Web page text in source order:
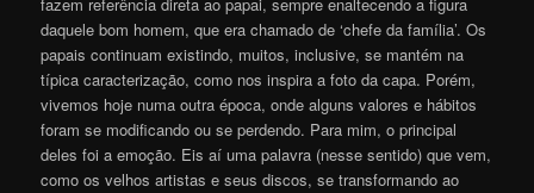
daquele bom homem, que era chamado de ‘chefe da família’. Os
papais continuam existindo, muitos, inclusive, se mantém na
típica caracterização, como nos inspira a foto da capa. Porém,
vivemos hoje numa outra época, onde alguns valores e hábitos
foram se modificando ou se perdendo. Para mim, o principal
deles foi a emoção. Eis aí uma palavra (nesse sentido) que vem,
como os velhos artistas e seus discos, se transformando ao